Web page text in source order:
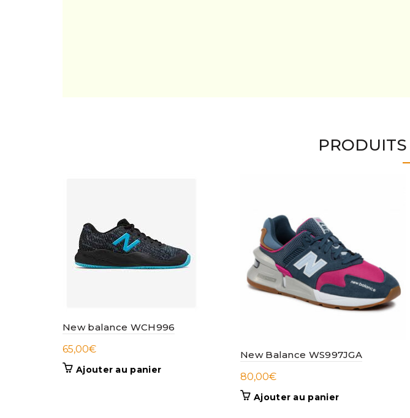
New balance WCH996
65,00€
Ajouter au panier
New Balance WS997JGA
80,00€
Ajouter au panier